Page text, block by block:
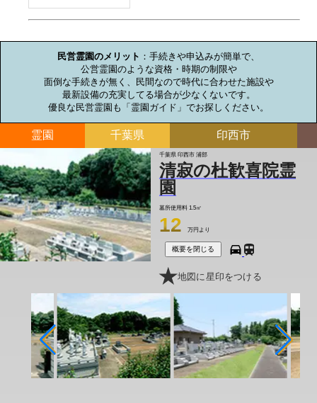
民営霊園のメリット ：手続きや申込みが簡単で、
公営霊園のような資格・時期の制限や
面倒な手続きが無く、民間なので時代に合わせた施設や
最新設備の充実してる場合が少なくないです。
優良な民営霊園も「霊園ガイド」でお探しください。
霊園 千葉県 印西市
千葉県 印西市 浦部
清寂の杜歓喜院霊
園
墓所使用料 1.5㎡
12 万円より
概要を閉じる
地図に星印をつける